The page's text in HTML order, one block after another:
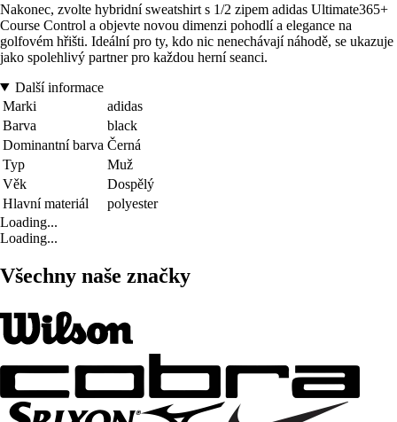
Nakonec, zvolte hybridní sweatshirt s 1/2 zipem adidas Ultimate365+
Course Control a objevte novou dimenzi pohodlí a elegance na
golfovém hřišti. Ideální pro ty, kdo nic nenechávají náhodě, se ukazuje
jako spolehlivý partner pro každou herní seanci.
Další informace
Marki
adidas
Barva
black
Dominantní barva Černá
Typ
Muž
Věk
Dospělý
Hlavní materiál
polyester
Loading...
Loading...
Všechny naše značky